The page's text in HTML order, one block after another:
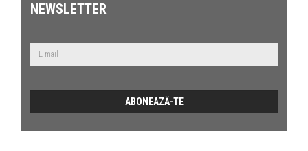
NEWSLETTER